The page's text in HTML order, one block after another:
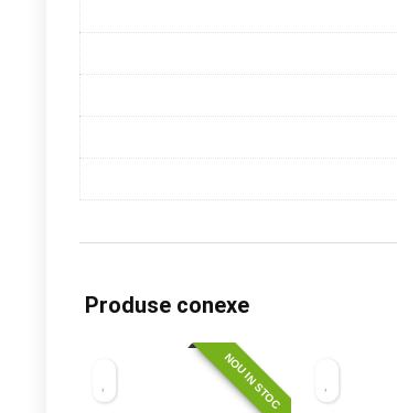
Produse conexe
NOU IN STOC